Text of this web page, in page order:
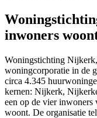
inwoners
Woningstichting
woningcorporatie in de
circa 4.345
kernen: Nijkerk,
een op de vier inwoners
woont. De organisatie